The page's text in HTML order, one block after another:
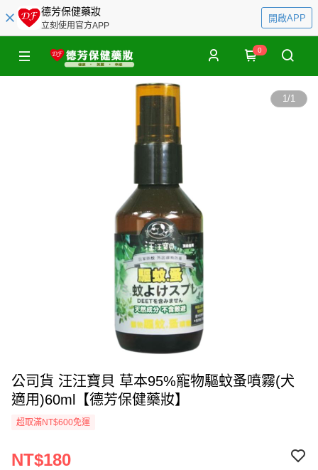
德芳保健藥妝
立刻使用官方APP
開啟APP
0
1/1
公司貨 汪汪寶貝 草本95%寵物驅蚊蚤噴霧(犬
適用)60ml【德芳保健藥妝】
超取滿NT$600免運
NT$180